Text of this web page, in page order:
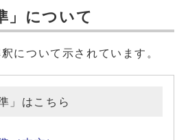
」について
について示されています。
」はこちら